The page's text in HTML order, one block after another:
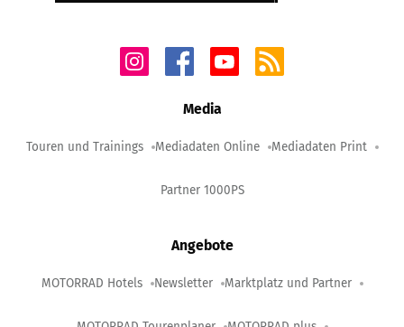
Media
Touren und Trainings Mediadaten Online Mediadaten Print
Partner 1000PS
Angebote
MOTORRAD Hotels Newsletter Marktplatz und Partner